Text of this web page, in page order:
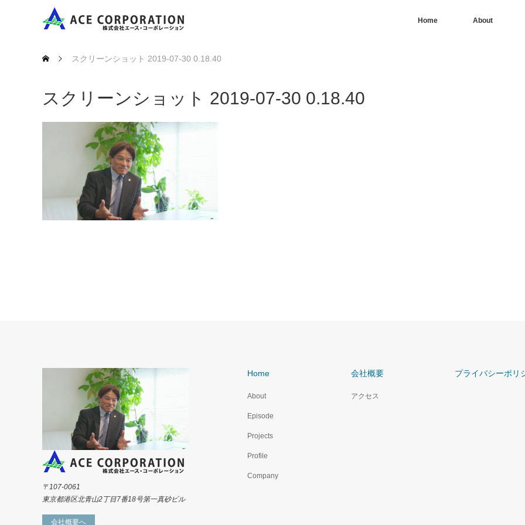
Home About
スクリーンショット 2019-07-30 0.18.40
スクリーンショット 2019-07-30 0.18.40
Home
About
Episode
Projects
Profile
Company
会社概要
アクセス
プライバシーポリ
〒107-0061
東京都港区北青山2丁目7番18号第一真砂ビル
会社概要へ